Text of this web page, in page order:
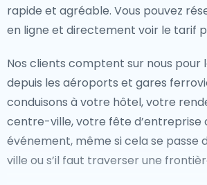
rapide et agréable. Vous pouvez
en ligne et directement voir le tarif
Nos clients comptent sur nous pour
depuis les aéroports et gares
conduisons à votre hôtel, votre
centre-ville, votre fête d’entreprise
événement, même si cela se passe
ville ou s’il faut traverser une